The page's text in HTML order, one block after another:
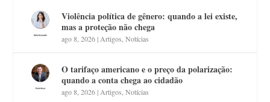
Violência política de gênero: quando a lei existe,
mas a proteção não chega
ago 8, 2026| Artigos ,Notícias
O tarifaço americano e o preço da polarização:
quando a conta chega ao cidadão
ago 8, 2026| Artigos ,Notícias